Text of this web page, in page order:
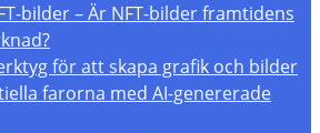
bilder – Är NFT-bilder framtidens
för att skapa grafik och bilder
farorna med AI-genererade